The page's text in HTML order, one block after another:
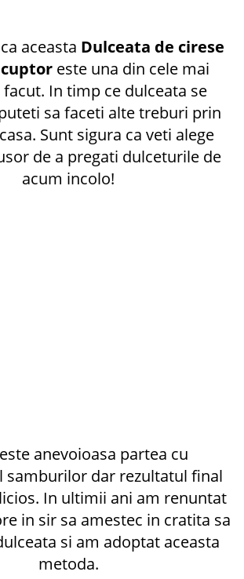
aceasta Dulceata de cirese
este una din cele mai
In timp ce dulceata se
sa faceti alte treburi prin
Sunt sigura ca veti alege
de a pregati dulceturile de
acum incolo!
anevoioasa partea cu
samburilor dar rezultatul final
In ultimii ani am renuntat
in sir sa amestec in cratita sa
si am adoptat aceasta
metoda.